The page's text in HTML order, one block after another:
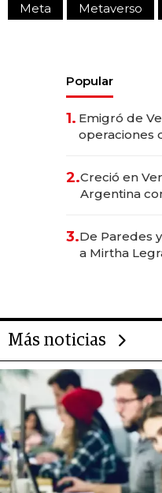
Meta
Metaverso
Popular
1. Emigró de
operaciones
2.Creció en
Argentina
las marcas
3.De Paredes
a Mirtha
Más noticias